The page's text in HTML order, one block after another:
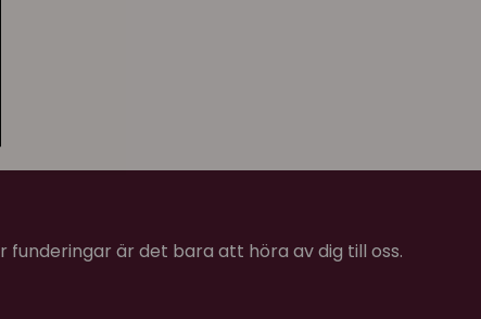
funderingar är det bara att höra av dig till oss.